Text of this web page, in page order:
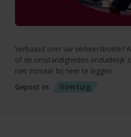
Verbaasd over uw verkeersboete?
of de omstandigheden onduidelijk
niet zomaar bij neer te leggen.
Gepost in:
Voertuig